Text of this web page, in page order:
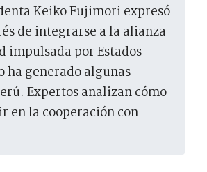
de integrarse a la alianza
impulsada por Estados
ha generado algunas
Expertos analizan cómo
en la cooperación con